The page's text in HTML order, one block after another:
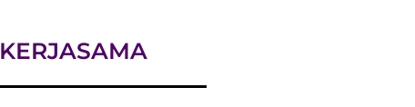
KERJASAMA